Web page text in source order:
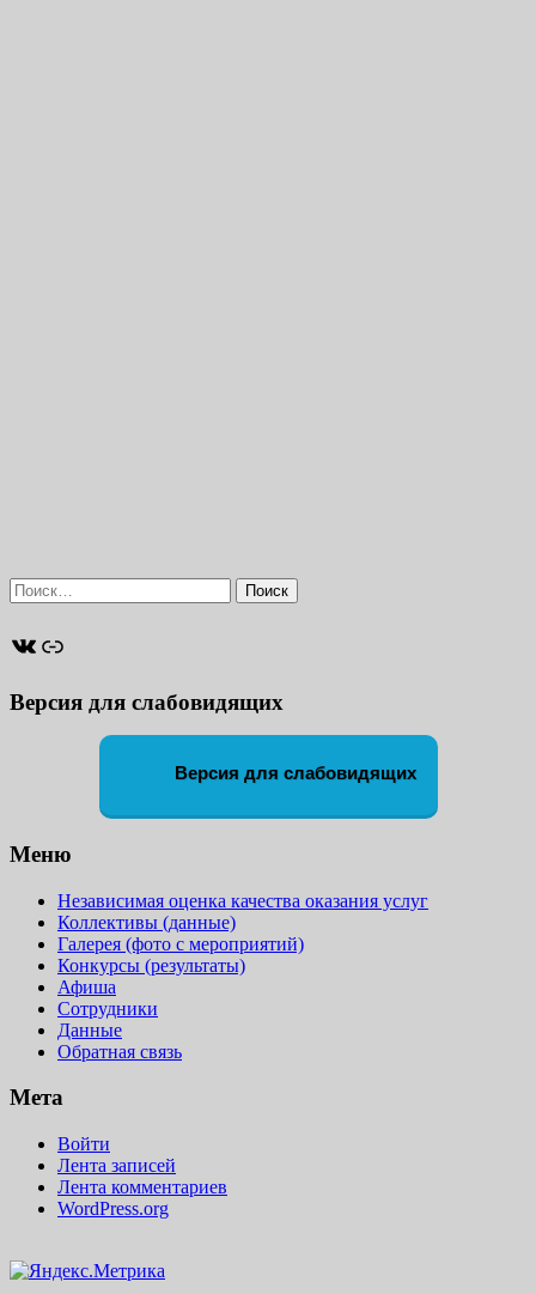
Найти:
ВКонтакте
Ссылка
Версия для слабовидящих
Версия для слабовидящих
Меню
Независимая оценка качества оказания услуг
Коллективы (данные)
Галерея (фото с мероприятий)
Конкурсы (результаты)
Афиша
Сотрудники
Данные
Обратная связь
Мета
Войти
Лента записей
Лента комментариев
WordPress.org